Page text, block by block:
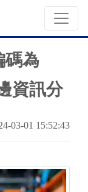
碼為
資訊分
03-01 15:52:43